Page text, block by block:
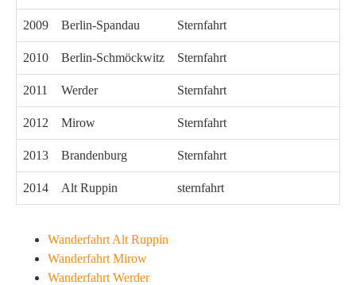
2009 Berlin-Spandau Sternfahrt
2010 Berlin-Schmöckwitz Sternfahrt
2011 Werder Sternfahrt
2012 Mirow Sternfahrt
2013 Brandenburg Sternfahrt
2014 Alt Ruppin sternfahrt
Wanderfahrt Alt Ruppin
Wanderfahrt Mirow
Wanderfahrt Werder